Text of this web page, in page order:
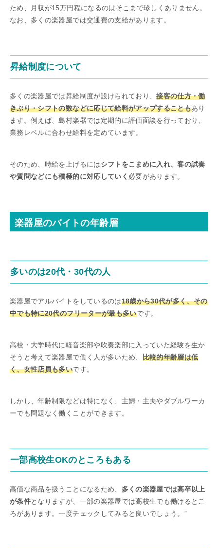
ため、月収が15万円程になるのはそこまで珍しくありません。
なお、多くの楽器屋では交通費の支給があります。
昇給制度について
多くの楽器屋では昇給制度が設けられており、接客の仕方・働
きぶり・シフトの数などに応じて給料がアップすることもあり
ます。例えば、島村楽器では定期的に評価面談を行っており、
業務レベルに合わせ給料を定めています。
そのため、時給を上げるにはシフトをこまめに入れ、客の試奏
や質問などにも積極的に対応していく 必要があります。
楽器屋のバイトの年齢層
多いのは20代・30代の人
楽器屋でアルバイトをしているのは18歳から30代が多く、その
中でも特に20代のフリーターが最も多いです。
高校・大学時代に軽音楽部や吹奏楽部に入っていた経験を生か
そうと考えて楽器屋で働く人が多いため、 比較的年齢層は低
く、女性店員も多いです。
しかし、年齢制限などは特になく、主婦・主夫やダブルワーカ
ーでも問題なく働くことができます。
一部高校生OKのところもある
高価な商品を扱うことになるため、 多くの楽器屋では高卒以上
が条件となりますが、一部の楽器屋では高校生でも働けるとこ
ろがあります。一度チェックしてみると良いでしょう。”